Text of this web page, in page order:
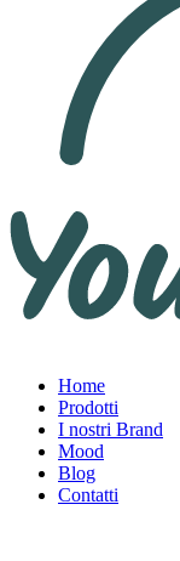
Home
Prodotti
I nostri Brand
Mood
Blog
Contatti